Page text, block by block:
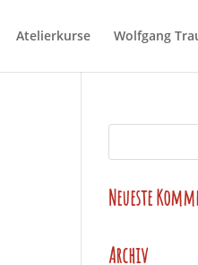
Atelierkurse Wolfgang
Neueste
Archiv